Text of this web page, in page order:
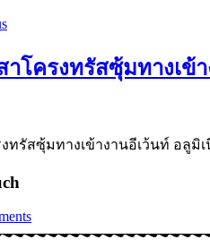
าโครงทรัสซุ้มทางเข้
งทรัสซุ้มทางเข้างานอีเว้นท์ อลูมิ